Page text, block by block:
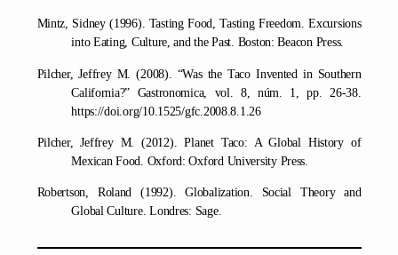
Mintz, Sidney (1996). Tasting Food, Tasting Freedom. Excursions
into Eating, Culture, and the Past. Boston: Beacon Press.
Pilcher, Jeffrey M. (2008). “Was the Taco Invented in Southern
California?” Gastronomica, vol. 8, núm. 1, pp. 26-38.
https://doi.org/10.1525/gfc.2008.8.1.26
Pilcher, Jeffrey M. (2012). Planet Taco: A Global History of
Mexican Food. Oxford: Oxford University Press.
Robertson, Roland (1992). Globalization. Social Theory and
Global Culture. Londres: Sage.